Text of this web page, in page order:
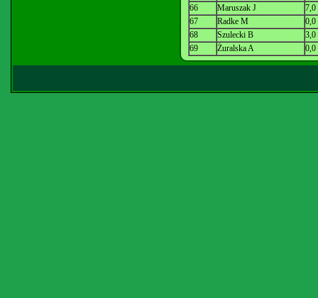
66
Maruszak J
7,0
67
Radke M
0,0
68
Szulecki B
3,0
69
Żuralska A 0,0